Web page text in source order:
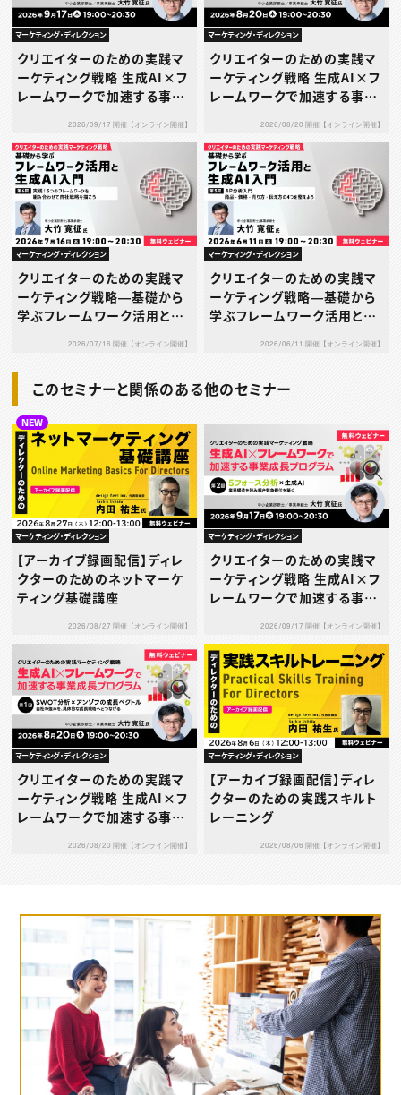
マーケティング・ディレクション
クリエイターのための実践マ
ーケティング戦略 生成AI×フ
レームワークで加速する事業
ース分析×生成AI ― 業界構
造を読み解き競争優位を築く
―
2026/09/17 開催【オンライン開催】
マーケティング・ディレクション
クリエイターのための実践マ
ーケティング戦略 生成AI×フ
レームワークで加速する事業
T分析 × アンゾフの成長ベク
トル ― 自社の強みを、具体的
な成長戦略へとつなげる ―
2026/08/20 開催【オンライン開催】
マーケティング・ディレクション
クリエイターのための実践マ
ーケティング戦略―基礎から
学ぶフレームワーク活用と生
のフレームワークを組み合わ
せて自社戦略を描こう
2026/07/16 開催【オンライン開催】
マーケティング・ディレクション
クリエイターのための実践マ
ーケティング戦略―基礎から
学ぶフレームワーク活用と生
門 ―商品・価格・売り方・伝え
2026/06/11 開催【オンライン開催】
このセミナーと関係のある他のセミナー
NEW
マーケティング・ディレクション
【アーカイブ録画配信】ディレ
クターのためのネットマーケ
ティング基礎講座
2026/08/27 開催【オンライン開催】
マーケティング・ディレクション
クリエイターのための実践マ
ーケティング戦略 生成AI×フ
レームワークで加速する事業
ース分析×生成AI ― 業界構
造を読み解き競争優位を築く
―
2026/09/17 開催【オンライン開催】
マーケティング・ディレクション
クリエイターのための実践マ
ーケティング戦略 生成AI×フ
レームワークで加速する事業
T分析 × アンゾフの成長ベク
2026/08/20 開催【オンライン開催】
マーケティング・ディレクション
【アーカイブ録画配信】ディレ
クターのための実践スキルト
レーニング
2026/08/06 開催【オンライン開催】